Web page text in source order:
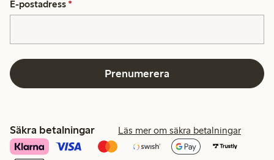
E-postadress *
Prenumerera
Säkra betalningar Läs mer om säkra betalningar